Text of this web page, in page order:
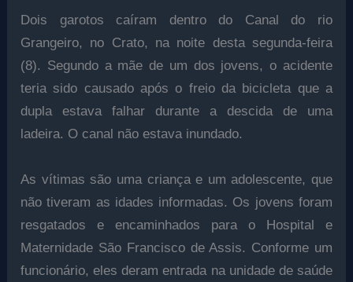
Dois garotos caíram dentro do Canal do rio
Grangeiro, no Crato, na noite desta segunda-feira
(8). Segundo a mãe de um dos jovens, o acidente
teria sido causado após o freio da bicicleta que a
dupla estava falhar durante a descida de uma
ladeira. O canal não estava inundado.
As vítimas são uma criança e um adolescente, que
não tiveram as idades informadas. Os jovens foram
resgatados e encaminhados para o Hospital e
Maternidade São Francisco de Assis. Conforme um
funcionário, eles deram entrada na unidade de saúde